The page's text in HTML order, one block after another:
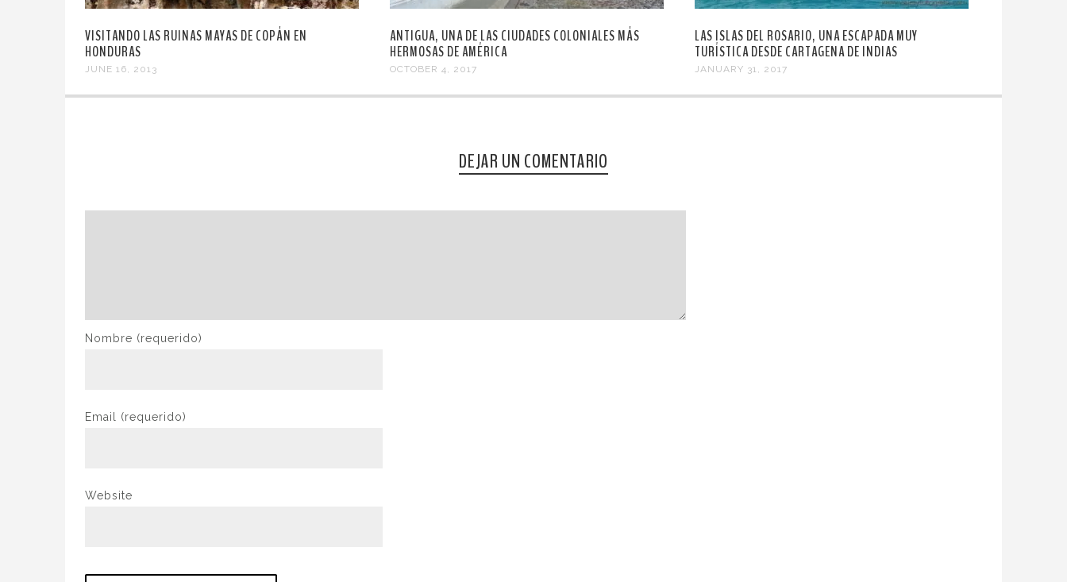
VISITANDO LAS RUINAS MAYAS DE COPÁN EN
HONDURAS
JUNE 16, 2013
ANTIGUA, UNA DE LAS CIUDADES COLONIALES MÁS
HERMOSAS DE AMÉRICA
OCTOBER 4, 2017
LAS ISLAS DEL ROSARIO, UNA ESCAPADA MUY
TURÍSTICA DESDE CARTAGENA DE INDIAS
JANUARY 31, 2017
DEJAR UN COMENTARIO
Nombre (requerido)
Email (requerido)
Website